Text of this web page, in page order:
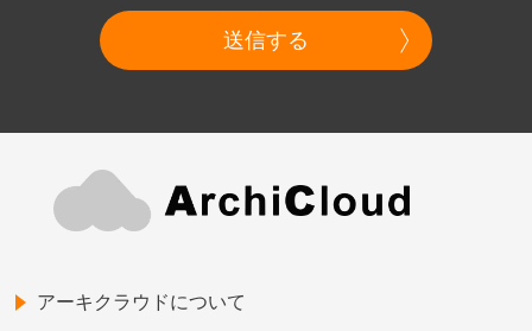
送信する
アーキクラウドについて